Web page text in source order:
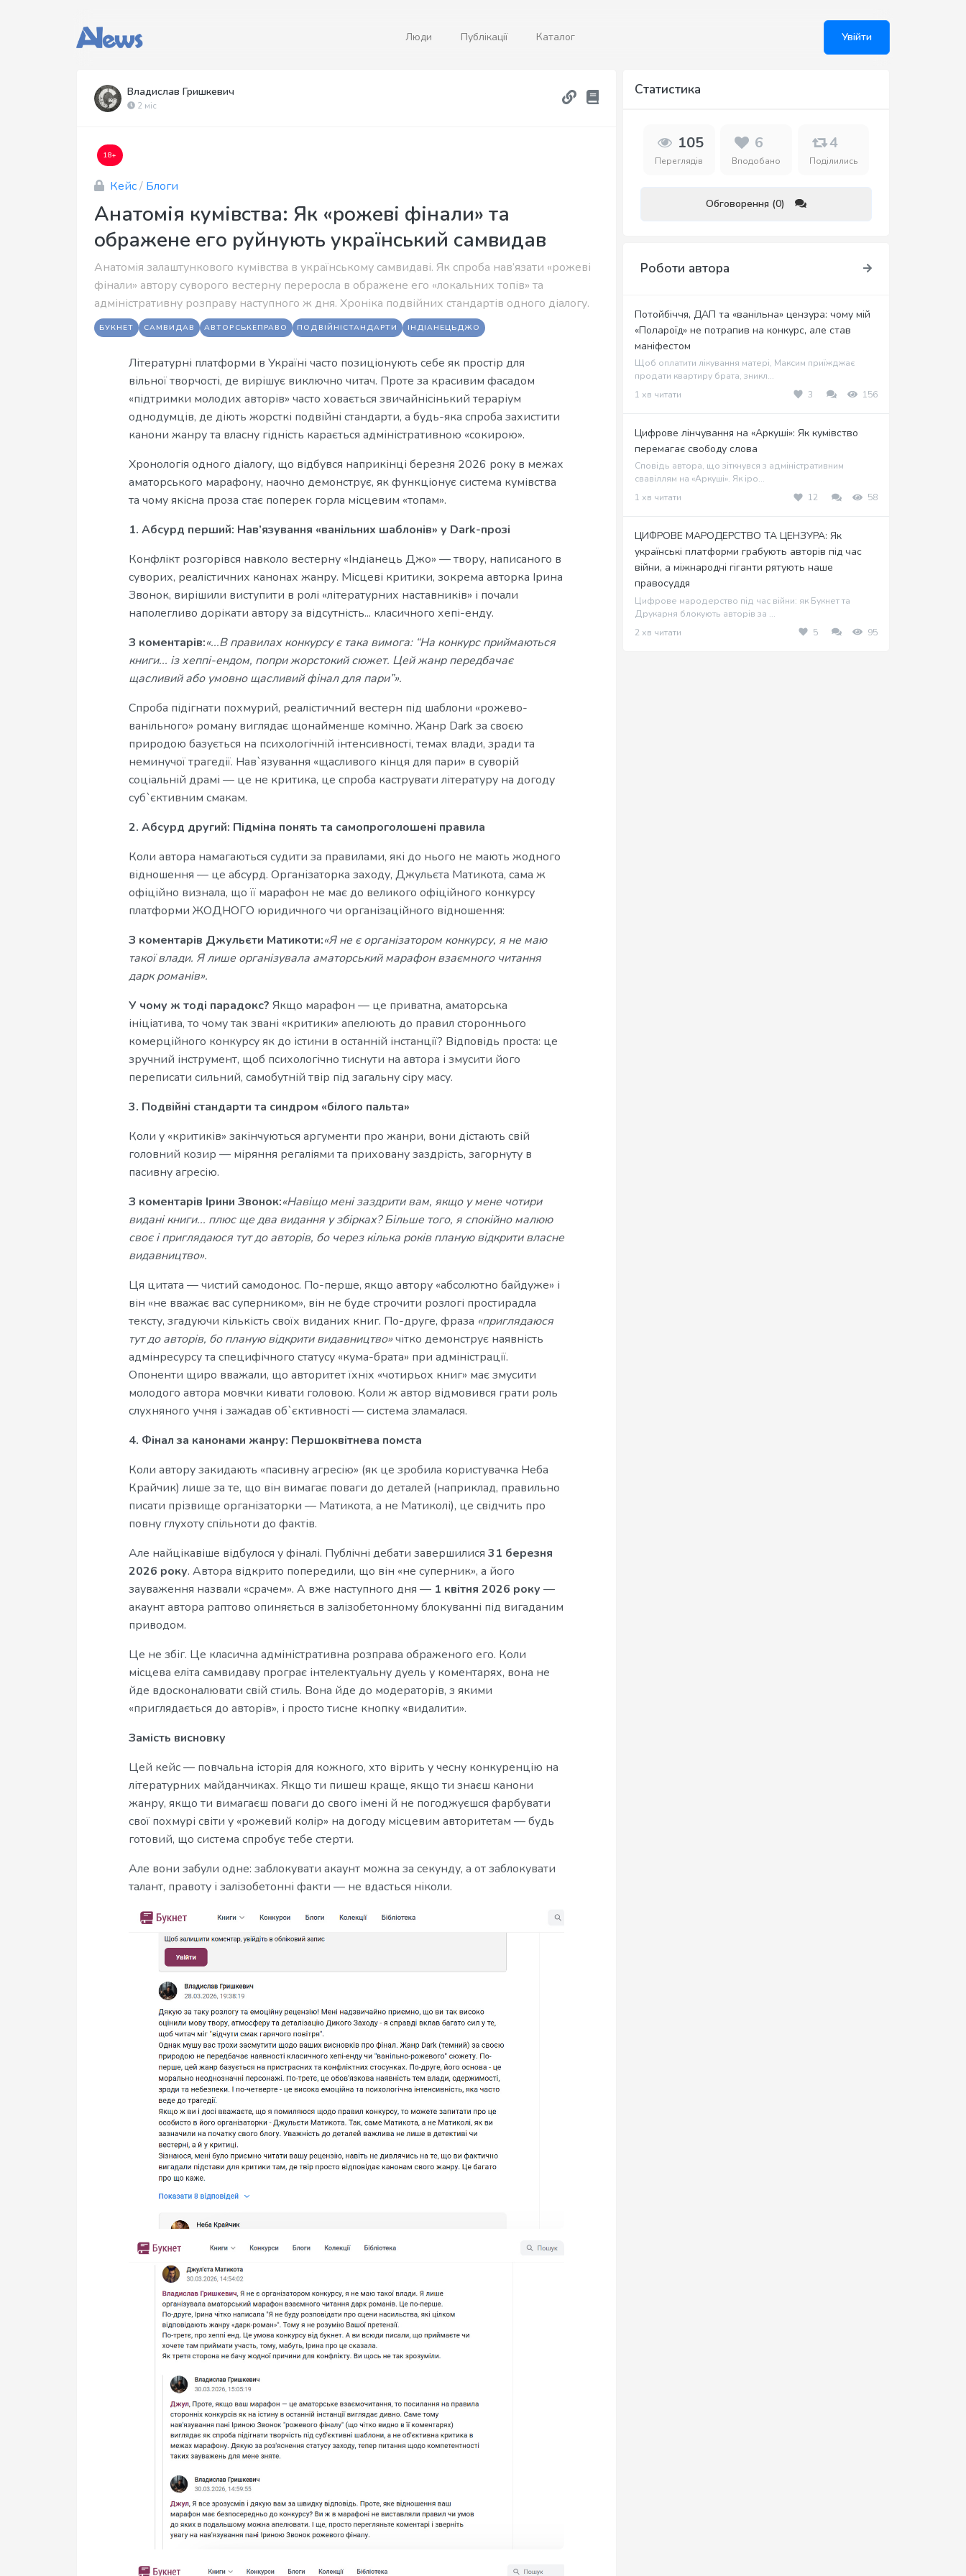
Люди Публікації Каталог Увійти
Владислав Гришкевич
2 міс
18+
Кейс/ Блоги
Анатомія кумівства: Як «рожеві фінали» та
ображене его руйнують український самвидав
Анатомія залаштункового кумівства в українському самвидаві. Як спроба нав’язати «рожеві
фінали» автору суворого вестерну переросла в ображене его «локальних топів» та
адміністративну розправу наступного ж дня. Хроніка подвійних стандартів одного діалогу.
БУКНЕТ САМВИДАВ АВТОРСЬКЕПРАВО ПОДВІЙНІСТАНДАРТИ ІНДІАНЕЦЬДЖО
Літературні платформи в Україні часто позиціонують себе як простір для
вільної творчості, де вирішує виключно читач. Проте за красивим фасадом
«підтримки молодих авторів» часто ховається звичайнісінький тераріум
однодумців, де діють жорсткі подвійні стандарти, а будь-яка спроба захистити
канони жанру та власну гідність карається адміністративною «сокирою».
Хронологія одного діалогу, що відбувся наприкінці березня 2026 року в межах
аматорського марафону, наочно демонструє, як функціонує система кумівства
та чому якісна проза стає поперек горла місцевим «топам».
1. Абсурд перший: Нав’язування «ванільних шаблонів» у Dark-прозі
Конфлікт розгорівся навколо вестерну «Індіанець Джо» — твору, написаного в
суворих, реалістичних канонах жанру. Місцеві критики, зокрема авторка Ірина
Звонок, вирішили виступити в ролі «літературних наставників» і почали
наполегливо дорікати автору за відсутність... класичного хепі-енду.
З коментарів:«...В правилах конкурсу є така вимога: “На конкурс приймаються
книги... із хеппі-ендом, попри жорстокий сюжет. Цей жанр передбачає
щасливий або умовно щасливий фінал для пари”».
Спроба підігнати похмурий, реалістичний вестерн під шаблони «рожево-
ванільного» роману виглядає щонайменше комічно. Жанр Dark за своєю
природою базується на психологічній інтенсивності, темах влади, зради та
неминучої трагедії. Нав`язування «щасливого кінця для пари» в суворій
соціальній драмі — це не критика, це спроба каструвати літературу на догоду
суб`єктивним смакам.
2. Абсурд другий: Підміна понять та самопроголошені правила
Коли автора намагаються судити за правилами, які до нього не мають жодного
відношення — це абсурд. Організаторка заходу, Джульєта Матикота, сама ж
офіційно визнала, що її марафон не має до великого офіційного конкурсу
платформи ЖОДНОГО юридичного чи організаційного відношення:
З коментарів Джульєти Матикоти:«Я не є організатором конкурсу, я не маю
такої влади. Я лише організувала аматорський марафон взаємного читання
дарк романів».
У чому ж тоді парадокс? Якщо марафон — це приватна, аматорська
ініціатива, то чому так звані «критики» апелюють до правил стороннього
комерційного конкурсу як до істини в останній інстанції? Відповідь проста: це
зручний інструмент, щоб психологічно тиснути на автора і змусити його
переписати сильний, самобутній твір під загальну сіру масу.
3. Подвійні стандарти та синдром «білого пальта»
Коли у «критиків» закінчуються аргументи про жанри, вони дістають свій
головний козир — міряння регаліями та приховану заздрість, загорнуту в
пасивну агресію.
З коментарів Ірини Звонок:«Навіщо мені заздрити вам, якщо у мене чотири
видані книги... плюс ще два видання у збірках? Більше того, я спокійно малюю
своє і приглядаюся тут до авторів, бо через кілька років планую відкрити власне
видавництво».
Ця цитата — чистий самодонос. По-перше, якщо автору «абсолютно байдуже» і
він «не вважає вас суперником», він не буде строчити розлогі простирадла
тексту, згадуючи кількість своїх виданих книг. По-друге, фраза «приглядаюся
тут до авторів, бо планую відкрити видавництво»чітко демонструє наявність
адмінресурсу та специфічного статусу «кума-брата» при адміністрації.
Опоненти щиро вважали, що авторитет їхніх «чотирьох книг» має змусити
молодого автора мовчки кивати головою. Коли ж автор відмовився грати роль
слухняного учня і зажадав об`єктивності — система зламалася.
4. Фінал за канонами жанру: Першоквітнева помста
Коли автору закидають «пасивну агресію» (як це зробила користувачка Неба
Крайчик) лише за те, що він вимагає поваги до деталей (наприклад, правильно
писати прізвище організаторки — Матикота, а не Матиколі), це свідчить про
повну глухоту спільноти до фактів.
Але найцікавіше відбулося у фіналі. Публічні дебати завершилися 31 березня
2026 року. Автора відкрито попередили, що він «не суперник», а його
зауваження назвали «срачем». А вже наступного дня — 1 квітня 2026 року —
акаунт автора раптово опиняється в залізобетонному блокуванні під вигаданим
приводом.
Це не збіг. Це класична адміністративна розправа ображеного его. Коли
місцева еліта самвидаву програє інтелектуальну дуель у коментарях, вона не
йде вдосконалювати свій стиль. Вона йде до модераторів, з якими
«приглядається до авторів», і просто тисне кнопку «видалити».
Замість висновку
Цей кейс — повчальна історія для кожного, хто вірить у чесну конкуренцію на
літературних майданчиках. Якщо ти пишеш краще, якщо ти знаєш канони
жанру, якщо ти вимагаєш поваги до свого імені й не погоджуєшся фарбувати
свої похмурі світи у «рожевий колір» на догоду місцевим авторитетам — будь
готовий, що система спробує тебе стерти.
Але вони забули одне: заблокувати акаунт можна за секунду, а от заблокувати
талант, правоту і залізобетонні факти — не вдасться ніколи.
Статистика
105
Переглядів
6
Вподобано
4
Поділились
Обговорення (0)
Роботи автора
Потойбіччя, ДАП та «ванільна» цензура: чому мій
«Полароїд» не потрапив на конкурс, але став
маніфестом
Щоб оплатити лікування матері, Максим приїжджає
продати квартиру брата, зникл...
1 хв читати
3 156
Цифрове лінчування на «Аркуші»: Як кумівство
перемагає свободу слова
Сповідь автора, що зіткнувся з адміністративним
свавіллям на «Аркуші». Як іро...
1 хв читати
12 58
ЦИФРОВЕ МАРОДЕРСТВО ТА ЦЕНЗУРА: Як
українські платформи грабують авторів під час
війни, а міжнародні гіганти рятують наше
правосуддя
Цифрове мародерство під час війни: як Букнет та
Друкарня блокують авторів за ...
2 хв читати
5 95